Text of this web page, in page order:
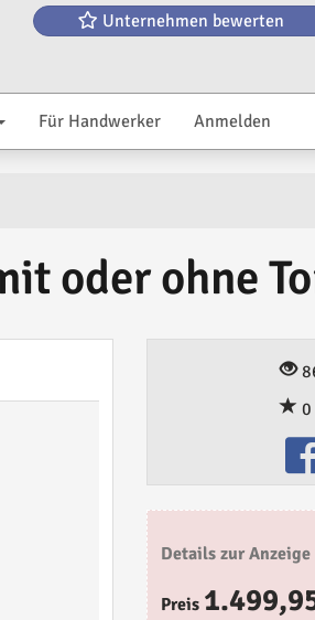
Unternehmen bewerten
Für Handwerker Anmelden
oder ohne
0
Details zur Anzeige
Preis